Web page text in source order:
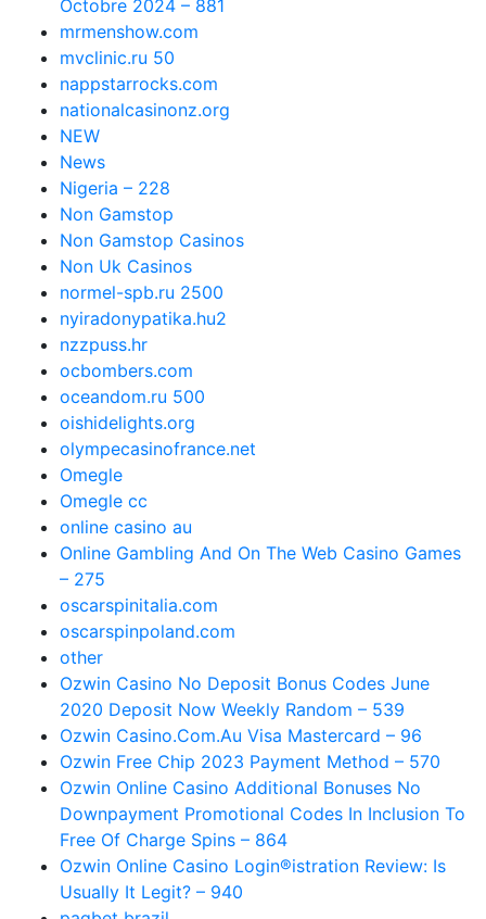
Octobre 2024 – 881
mrmenshow.com
mvclinic.ru 50
nappstarrocks.com
nationalcasinonz.org
NEW
News
Nigeria – 228
Non Gamstop
Non Gamstop Casinos
Non Uk Casinos
normel-spb.ru 2500
nyiradonypatika.hu2
nzzpuss.hr
ocbombers.com
oceandom.ru 500
oishidelights.org
olympecasinofrance.net
Omegle
Omegle cc
online casino au
Online Gambling And On The Web Casino Games
– 275
oscarspinitalia.com
oscarspinpoland.com
other
Ozwin Casino No Deposit Bonus Codes June
2020 Deposit Now Weekly Random – 539
Ozwin Casino.Com.Au Visa Mastercard – 96
Ozwin Free Chip 2023 Payment Method – 570
Ozwin Online Casino Additional Bonuses No
Downpayment Promotional Codes In Inclusion To
Free Of Charge Spins – 864
Ozwin Online Casino Login®istration Review: Is
Usually It Legit? – 940